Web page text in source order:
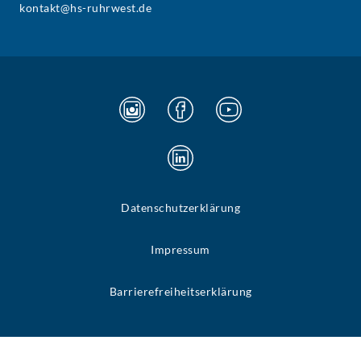
kontakt@hs-ruhrwest.de
Datenschutzerklärung
Impressum
Barrierefreiheitserklärung